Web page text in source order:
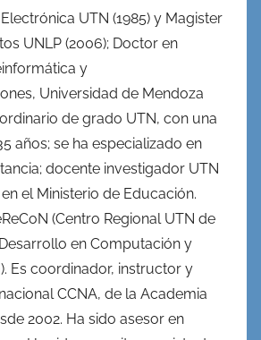
UTN (1985) y Magister
UNLP (2006); Doctor en
y
Universidad de Mendoza
de grado UTN, con una
años; se ha especializado en
docente investigador UTN
el Ministerio de Educación.
(Centro Regional UTN de
en Computación y
Es coordinador, instructor y
CCNA, de la Academia
2002. Ha sido asesor en